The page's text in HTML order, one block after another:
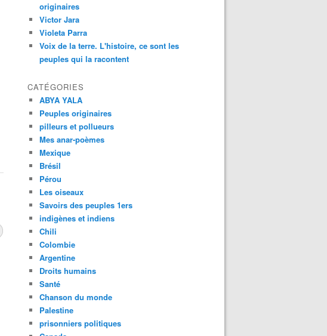
originaires
Victor Jara
Violeta Parra
Voix de la terre. L'histoire, ce sont les
peuples qui la racontent
CATÉGORIES
ABYA YALA
Peuples originaires
pilleurs et pollueurs
Mes anar-poèmes
Mexique
Brésil
Pérou
Les oiseaux
Savoirs des peuples 1ers
indigènes et indiens
Chili
Colombie
Argentine
Droits humains
Santé
Chanson du monde
Palestine
prisonniers politiques